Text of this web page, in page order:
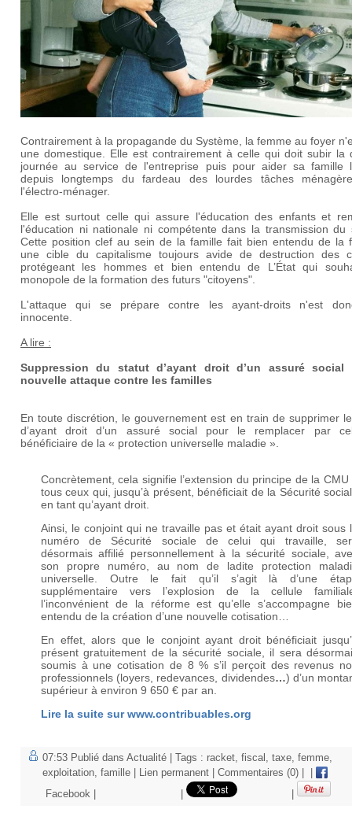
Contrairement à la propagande du Système, la femme au foyer
une domestique. Elle est contrairement à celle qui doit subir la
journée au service de l'entreprise puis pour aider sa famille
depuis longtemps du fardeau des lourdes tâches
l'électro-ménager.
Elle est surtout celle qui assure l'éducation des enfants et
l'éducation ni nationale ni compétente dans la transmission du
Cette position clef au sein de la famille fait bien entendu de la
une cible du capitalisme toujours avide de destruction des
protégeant les hommes et bien entendu de L’État qui
monopole de la formation des futurs "citoyens".
L'attaque qui se prépare contre les ayant-droits n'est
innocente.
A lire :
Suppression du statut d’ayant droit d’un assuré
nouvelle attaque contre les familles
En toute discrétion, le gouvernement est en train de supprimer
d’ayant droit d’un assuré social pour le remplacer par
bénéficiaire de la « protection universelle maladie ».
Concrètement, cela signifie l’extension du principe de la CMU
tous ceux qui, jusqu’à présent, bénéficiait de la Sécurité
en tant qu’ayant droit.
Ainsi, le conjoint qui ne travaille pas et était ayant droit sous
numéro de Sécurité sociale de celui qui travaille,
désormais affilié personnellement à la sécurité sociale,
son propre numéro, au nom de ladite protection
universelle. Outre le fait qu’il s’agit là d’une
supplémentaire vers l’explosion de la cellule
l’inconvénient de la réforme est qu’elle s’accompagne
entendu de la création d’une nouvelle cotisation…
En effet, alors que le conjoint ayant droit bénéficiait
présent gratuitement de la sécurité sociale, il sera
soumis à une cotisation de 8 % s’il perçoit des revenus
professionnels (loyers, redevances, dividendes…) d’un
supérieur à environ 9 650 € par an.
Lire la suite sur www.contribuables.org
07:53 Publié dans Actualité | Tags : racket, fiscal , taxe, femme,
exploitation, famille Lien permanent Commentaires (0)
Facebook